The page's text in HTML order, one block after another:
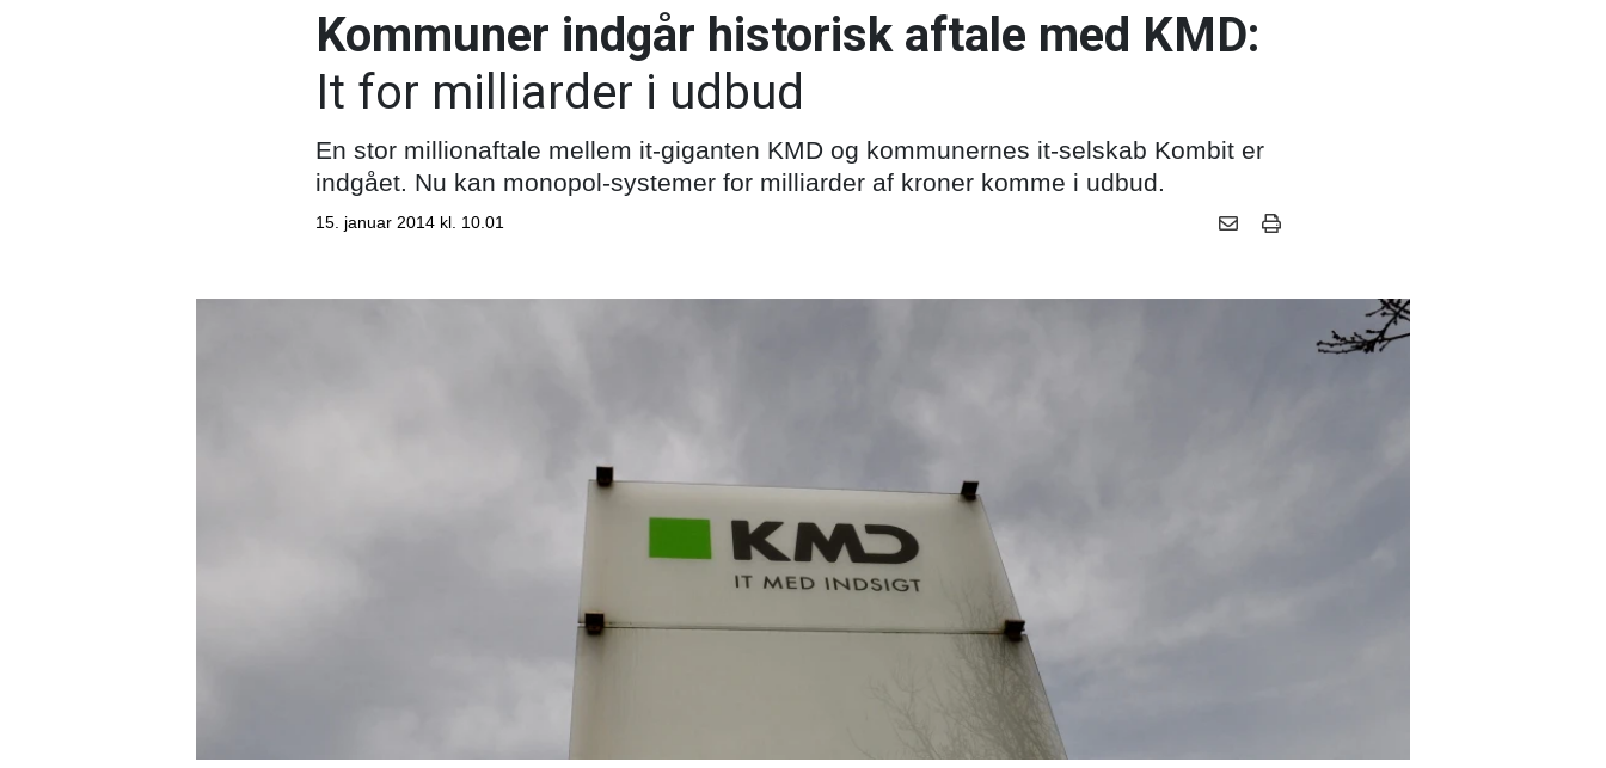
Kommuner indgår historisk aftale med KMD:
It for milliarder i udbud
En stor millionaftale mellem it-giganten KMD og kommunernes it-selskab Kombit er
indgået. Nu kan monopol-systemer for milliarder af kroner komme i udbud.
15. januar 2014 kl. 10.01